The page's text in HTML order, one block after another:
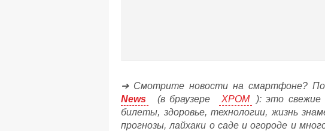
➔ Смотрите новости на смартфоне?
News
(в браузере ХРОМ
): это
билеты, здоровье, технологии, жизнь
прогнозы, лайхаки о саде и огороде и